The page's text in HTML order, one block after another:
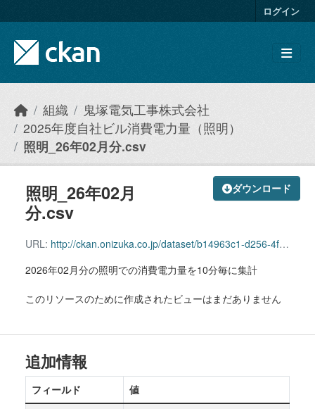
ログイン
組織
鬼塚電気工事株式会社
2025年度自社ビル消費電力量（照明）
照明_26年02月分.csv
ダウンロード
照明_26年02月
分.csv
URL: http://ckan.onizuka.co.jp/dataset/b14963c1-d256-4fad-8d6b-d0887577ed25/resource/e6b3dbd8-c54f-42a3-9c56-253d9b6275cb/download/illumination_2602.csv
2026年02月分の照明での消費電力量を10分毎に集計
このリソースのために作成されたビューはまだありません
追加情報
フィールド
値